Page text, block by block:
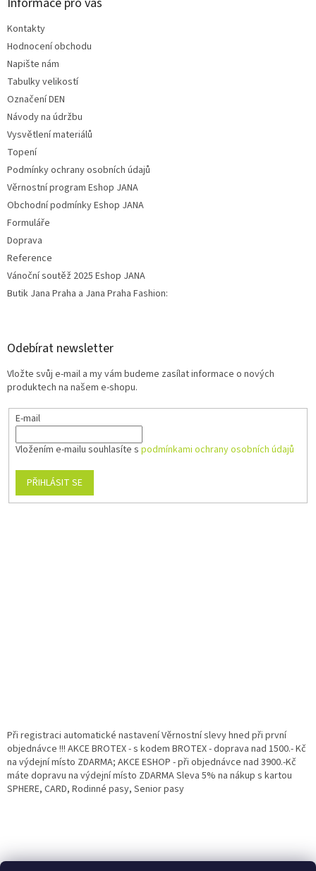
Kontakty
Hodnocení obchodu
Napište nám
Tabulky velikostí
Označení DEN
Návody na údržbu
Vysvětlení materiálů
Topení
Podmínky ochrany osobních údajů
Věrnostní program Eshop JANA
Obchodní podmínky Eshop JANA
Formuláře
Doprava
Reference
Vánoční soutěž 2025 Eshop JANA
Butik Jana Praha a Jana Praha Fashion:
Odebírat newsletter
Vložte svůj e-mail a my vám budeme zasílat informace o nových
produktech na našem e-shopu.
E-mail
Vložením e-mailu souhlasíte s podmínkami ochrany osobních údajů
PŘIHLÁSIT SE
Při registraci automatické nastavení Věrnostní slevy hned při první
objednávce !!! AKCE BROTEX - s kodem BROTEX - doprava nad 1500.- Kč
na výdejní místo ZDARMA; AKCE ESHOP - při objednávce nad 3900.-Kč
máte dopravu na výdejní místo ZDARMA Sleva 5% na nákup s kartou
SPHERE, CARD, Rodinné pasy, Senior pasy